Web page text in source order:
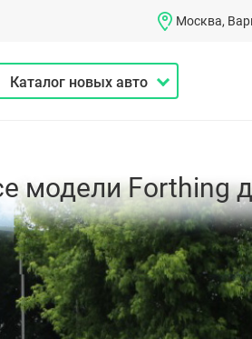
Москва,
Каталог новых авто
модели Forthing